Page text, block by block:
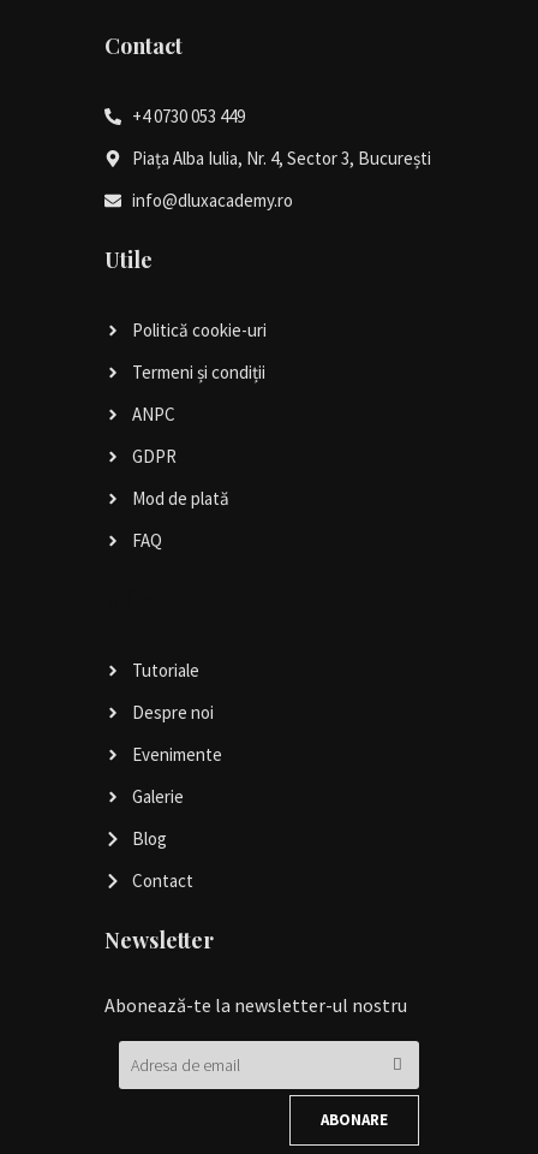
Contact
+4 0730 053 449
Piața Alba Iulia, Nr. 4, Sector 3, București
info@dluxacademy.ro
Utile
Politică cookie-uri
Termeni și condiții
ANPC
GDPR
Mod de plată
FAQ
Tutoriale
Despre noi
Evenimente
Galerie
Blog
Contact
Newsletter
Abonează-te la newsletter-ul nostru